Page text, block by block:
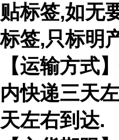
贴标签,如无
标签,只标明
【运输方式
内快递三天
天左右到达.